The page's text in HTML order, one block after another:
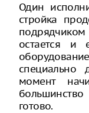
Один
стройка
остается и
специально
момент
готово.